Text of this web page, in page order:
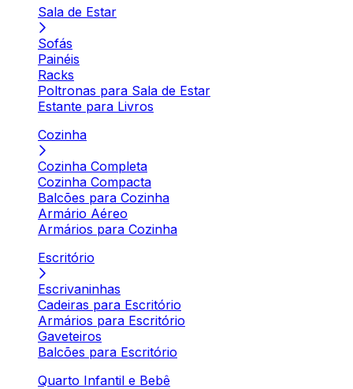
Sala de Estar
Sofás
Painéis
Racks
Poltronas para Sala de Estar
Estante para Livros
Cozinha
Cozinha Completa
Cozinha Compacta
Balcões para Cozinha
Armário Aéreo
Armários para Cozinha
Escritório
Escrivaninhas
Cadeiras para Escritório
Armários para Escritório
Gaveteiros
Balcões para Escritório
Quarto Infantil e Bebê